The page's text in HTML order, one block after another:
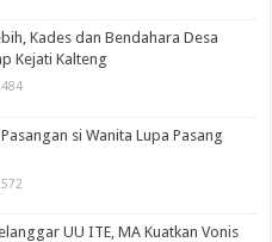
Kades dan Bendahara Desa
Kejati Kalteng
si Wanita Lupa Pasang
UU ITE, MA Kuatkan Vonis